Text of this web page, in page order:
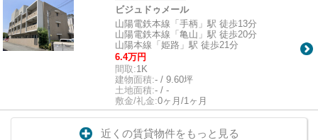
ビジュドゥメール
山陽電鉄本線「手柄」駅 徒歩13分
山陽電鉄本線「亀山」駅 徒歩20分
山陽本線「姫路」駅 徒歩21分
6.4万円
間取:1K
建物面積:- / 9.60坪
土地面積:- / -
敷金/礼金:0ヶ月/1ヶ月
近くの賃貸物件をもっと見る